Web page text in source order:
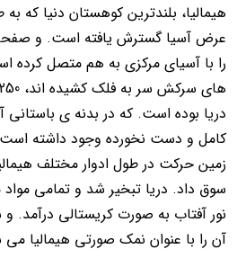
عرض آسیا گسترش یافته است. و
را با آسیای مرکزی به هم متصل کرده
دریا بوده است. که در بدنه ی
کامل و دست نخورده وجود داشته
زمین حرکت در طول ادوار مختلف
سوق داد. دریا تبخیر شد و تمامی
نور آفتاب به صورت کریستالی درآمد. و
آن را با عنوان نمک صورتی هیمالیا